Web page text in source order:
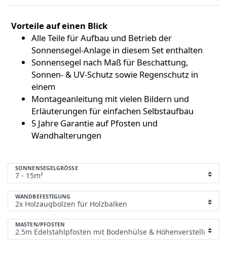
Vorteile auf einen Blick
Alle Teile für Aufbau und Betrieb der
Sonnensegel-Anlage in diesem Set enthalten
Sonnensegel nach Maß für Beschattung,
Sonnen- & UV-Schutz sowie Regenschutz in
einem
Montageanleitung mit vielen Bildern und
Erläuterungen für einfachen Selbstaufbau
5 Jahre Garantie auf Pfosten und
Wandhalterungen
SONNENSEGELGRÖSSE
WANDBEFESTIGUNG
MASTEN/PFOSTEN